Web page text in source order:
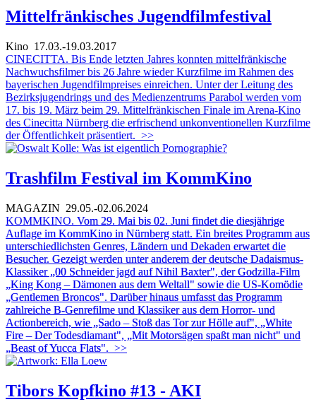
Mittelfränkisches Jugendfilmfestival
Kino 17.03.-19.03.2017
CINECITTA. Bis Ende letzten Jahres konnten mittelfränkische
Nachwuchsfilmer bis 26 Jahre wieder Kurzfilme im Rahmen des
bayerischen Jugendfilmpreises einreichen. Unter der Leitung des
Bezirksjugendrings und des Medienzentrums Parabol werden vom
17. bis 19. März beim 29. Mittelfränkischen Finale im Arena-Kino
des Cinecitta Nürnberg die erfrischend unkonventionellen Kurzfilme
der Öffentlichkeit präsentiert. >>
Trashfilm Festival im KommKino
MAGAZIN 29.05.-02.06.2024
KOMMKINO. Vom 29. Mai bis 02. Juni findet die diesjährige
Auflage im KommKino in Nürnberg statt. Ein breites Programm aus
unterschiedlichsten Genres, Ländern und Dekaden erwartet die
Besucher. Gezeigt werden unter anderem der deutsche Dadaismus-
Klassiker „00 Schneider jagd auf Nihil Baxter", der Godzilla-Film
„King Kong – Dämonen aus dem Weltall" sowie die US-Komödie
„Gentlemen Broncos". Darüber hinaus umfasst das Programm
zahlreiche B-Genrefilme und Klassiker aus dem Horror- und
Actionbereich, wie „Sado – Stoß das Tor zur Hölle auf", „White
Fire – Der Todesdiamant", „Mit Motorsägen spaßt man nicht" und
„Beast of Yucca Flats". >>
Tibors Kopfkino #13 - AKI